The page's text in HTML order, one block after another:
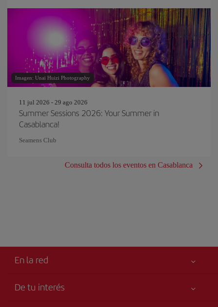
Imagen: Unai Huizi Photography
11 jul 2026 - 29 ago 2026
Summer Sessions 2026: Your Summer in
Casablanca!
Seamens Club
Consulta todos los eventos en Casablanca
En la red
De tu interés